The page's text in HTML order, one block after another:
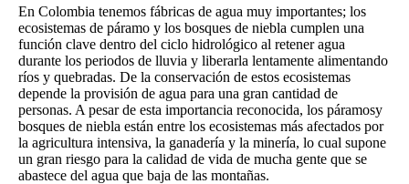
En Colombia tenemos fábricas de agua muy importantes; los
ecosistemas de páramo y los bosques de niebla cumplen una
función clave dentro del ciclo hidrológico al retener agua
durante los periodos de lluvia y liberarla lentamente alimentando
ríos y quebradas. De la conservación de estos ecosistemas
depende la provisión de agua para una gran cantidad de
personas. A pesar de esta importancia reconocida, los páramosy
bosques de niebla están entre los ecosistemas más afectados por
la agricultura intensiva, la ganadería y la minería, lo cual supone
un gran riesgo para la calidad de vida de mucha gente que se
abastece del agua que baja de las montañas.